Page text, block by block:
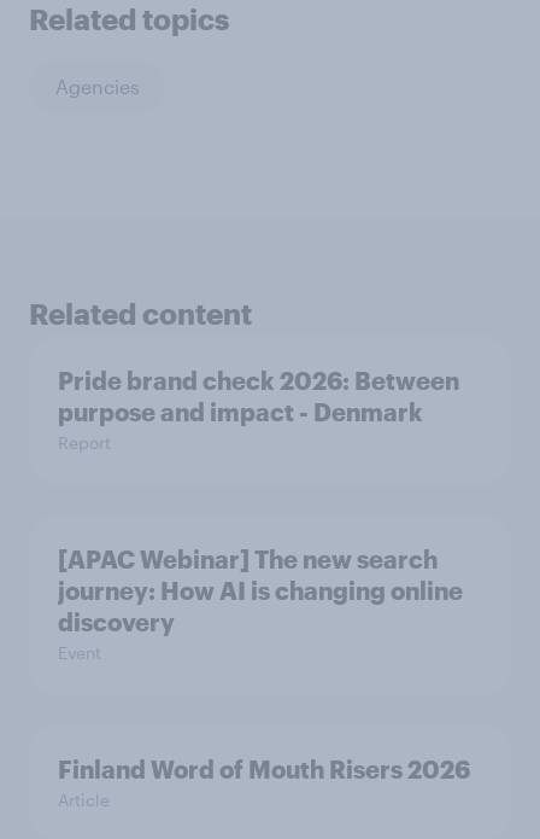
Related topics
Agencies
Related content
Pride brand check 2026: Between
purpose and impact - Denmark
Report
[APAC Webinar] The new search
journey: How AI is changing online
discovery
Event
Finland Word of Mouth Risers 2026
Article